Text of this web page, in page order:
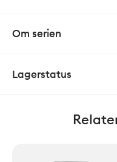
Om serien
Lagerstatus